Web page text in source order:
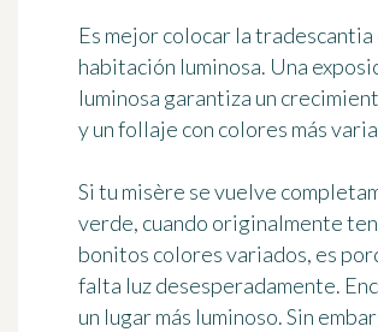
Es mejor colocar la tradescantia
habitación luminosa. Una
luminosa garantiza un
y un follaje con colores más
Si tu misère se vuelve
verde, cuando originalmente
bonitos colores variados, es
falta luz desesperadamente.
un lugar más luminoso. Sin